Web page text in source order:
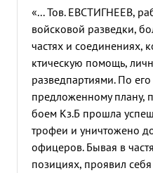
«... Тов. ЕВСТИГНЕЕВ,
войсковой разведки,
частях и соединениях,
ктическую помощь,
разведпартиями. По
предложенному плану,
боем Кз.Б прошла
трофеи и уничтожено
офицеров. Бывая в
позициях, проявил